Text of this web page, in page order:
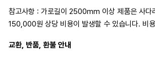
참고사항 : 가로길이 2500mm 이상 제품은 사
150,000원 상당 비용이 발생할 수 있습니다. 비
교환, 반품, 환불 안내